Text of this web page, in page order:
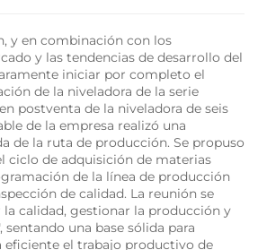
y en combinación con los
y las tendencias de desarrollo del
iniciar por completo el
de la niveladora de la serie
postventa de la niveladora de seis
de la empresa realizó una
de la ruta de producción. Se propuso
ciclo de adquisición de materias
de la línea de producción
de calidad. La reunión se
calidad, gestionar la producción y
una base sólida para
eficiente el trabajo productivo de